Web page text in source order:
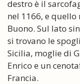
destro è il
nel 1166, e
Buono. Sul lato
si trovano le
Sicilia, moglie di
Enrico e un
Francia.